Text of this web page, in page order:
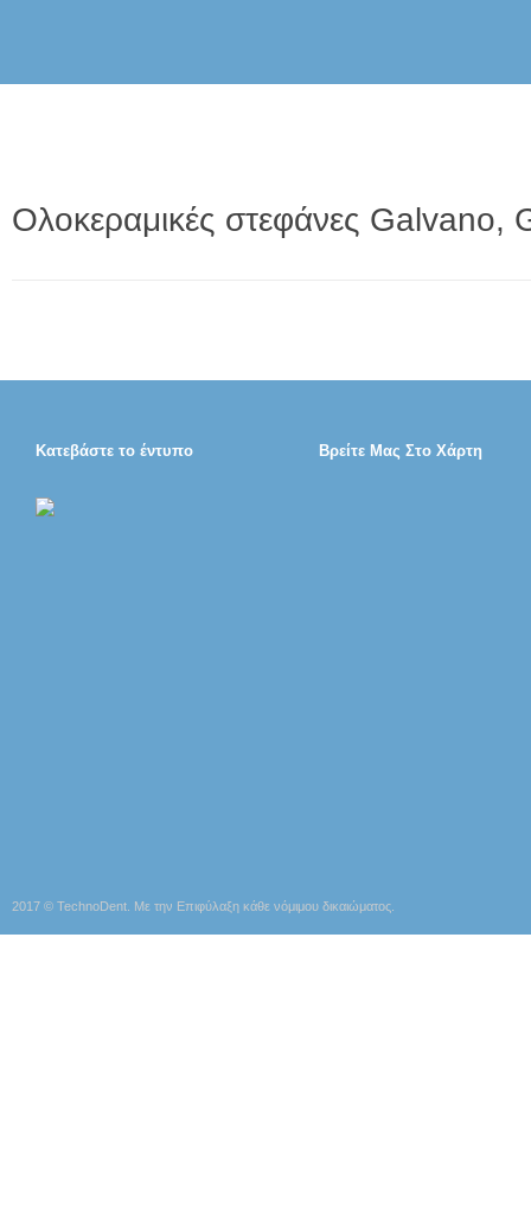
Ολοκεραμικές στεφάνες Galvano,
Κατεβάστε το έντυπο Βρείτε Μας Στο Χάρτη
2017 © TechnoDent. Με την Επιφύλαξη κάθε νόμιμου δικαιώματος.